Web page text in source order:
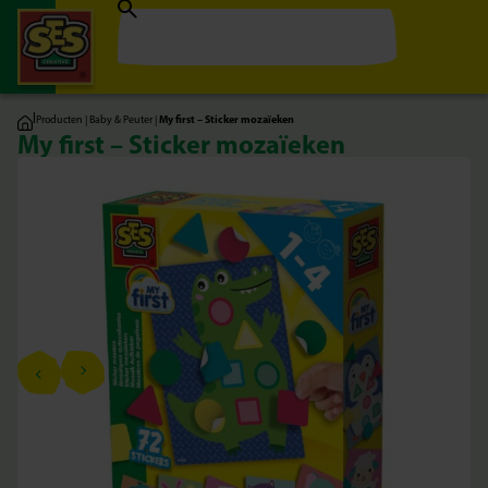
|Producten | Baby & Peuter |My first – Sticker mozaïeken
My first – Sticker mozaïeken